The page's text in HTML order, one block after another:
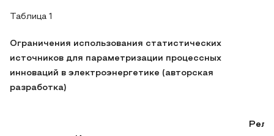
Таблица 1
Ограничения использования статистических
источников для параметризации процессных
инноваций в электроэнергетике (авторская
разработка)